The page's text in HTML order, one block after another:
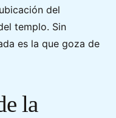
del
templo. Sin
es la que goza de
la